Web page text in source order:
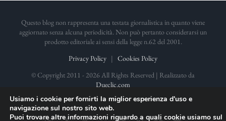
Questo blog non rappresenta una testata giornalistica in quanto viene
aggiornato senza alcuna periodicità. Non può pertanto considerarsi un
prodotto editoriale ai sensi della legge n.62 del 2001.
Privacy Policy | Cookies Policy
© Copyright 2011 - 2026 All Rights Reserved | Realizzato da
Dueclic.com
Usiamo i cookie per fornirti la miglior esperienza d'uso e
navigazione sul nostro sito web.
Puoi trovare altre informazioni riguardo a quali cookie usiamo sul